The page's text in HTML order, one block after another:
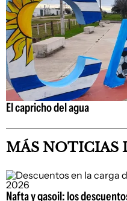
El capricho del agua
MÁS NOTICIAS
Nafta y gasoil: los